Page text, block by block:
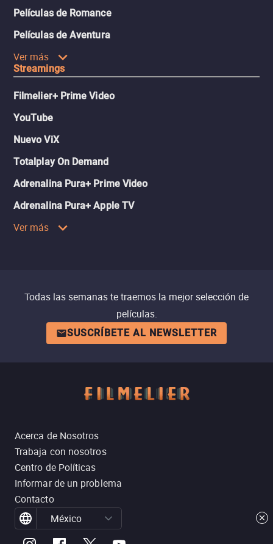
Películas de Romance
Películas de Aventura
Ver más
Streamings
Filmelier+ Prime Video
YouTube
Nuevo ViX
Totalplay On Demand
Adrenalina Pura+ Prime Video
Adrenalina Pura+ Apple TV
Ver más
Todas las semanas te traemos la mejor selección de
películas.
SUSCRÍBETE AL NEWSLETTER
Acerca de Nosotros
Trabaja con nosotros
Centro de Políticas
Informar de un problema
Contacto
México